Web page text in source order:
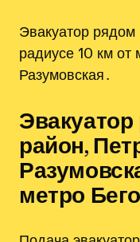
Эвакуатор рядом
радиусе 10 км от
Разумовская․
район,
метро